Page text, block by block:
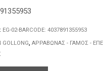
EG-02-BARCODE: 4037891355953
GOLLONG ΑΡΡΑΒΩΝΑΣ - ΓΑΜΟΣ -